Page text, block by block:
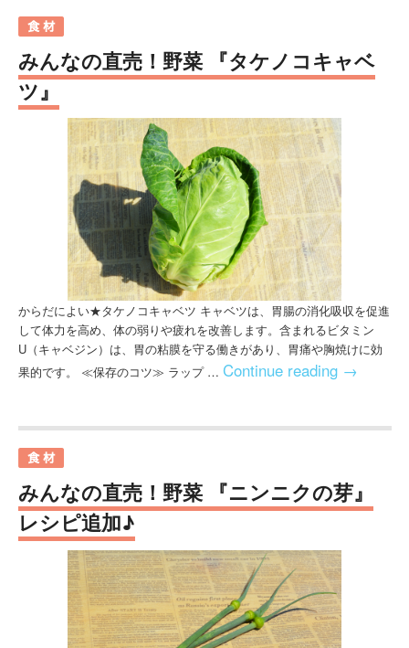
みんなの直売！野菜 『タケノコキャベ
ツ』
からだによい★タケノコキャベツ キャベツは、胃腸の消化吸収を促進
して体力を高め、体の弱りや疲れを改善します。含まれるビタミン
U（キャベジン）は、胃の粘膜を守る働きがあり、胃痛や胸焼けに効
果的です。 ≪保存のコツ≫ ラップ … Continue reading →
みんなの直売！野菜 『ニンニクの芽』
レシピ追加♪